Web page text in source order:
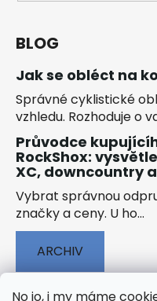
No jo, i my máme
BLOG
Jak se obléct na
Správné cyklistické
vzhledu. Rozhoduje o
Průvodce
RockShox:
XC, downcountry
Vybrat správnou
značky a ceny. U ho...
ARCHIV